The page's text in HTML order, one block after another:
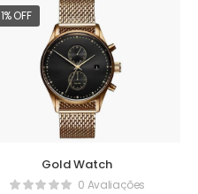
1% OFF
Gold Watch
0 Avaliações